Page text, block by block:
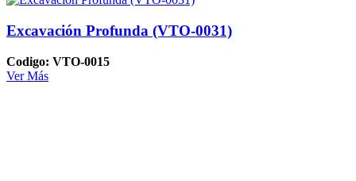
Excavación Profunda (VTO-0031)
Codigo: VTO-0015
Ver Más